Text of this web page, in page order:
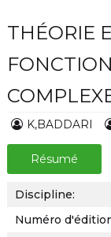
THÉORIE
K,BADDARI
Résumé
Discipline:
Numéro